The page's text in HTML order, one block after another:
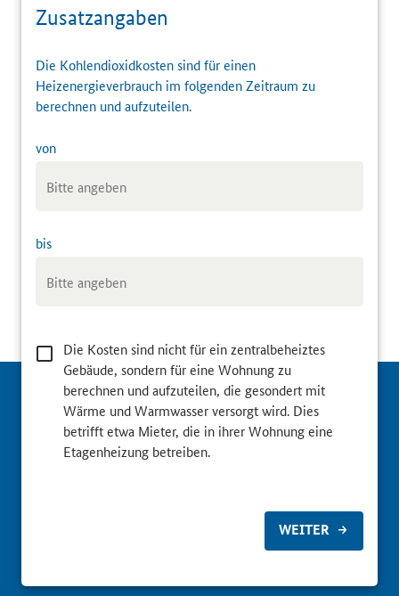
Zusatzangaben
Die Kohlendioxidkosten sind für einen
Heizenergieverbrauch im folgenden Zeitraum zu
berechnen und aufzuteilen.
von
bis
Die Kosten sind nicht für ein zentralbeheiztes
Gebäude, sondern für eine Wohnung zu
berechnen und aufzuteilen, die gesondert mit
Wärme und Warmwasser versorgt wird. Dies
betrifft etwa Mieter, die in ihrer Wohnung eine
Etagenheizung betreiben.
WEITER